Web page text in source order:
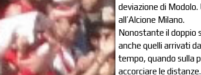
deviazione di
all’Alcione Milano.
Nonostante il doppio
anche quelli arrivati
tempo, quando sulla
accorciare le distanze.